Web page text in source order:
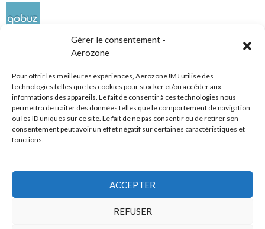
Gérer le consentement -
Aerozone
Pour offrir les meilleures expériences, AerozoneJMJ utilise des
technologies telles que les cookies pour stocker et/ou accéder aux
informations des appareils. Le fait de consentir à ces technologies nous
permettra de traiter des données telles que le comportement de navigation
ou les ID uniques sur ce site. Le fait de ne pas consentir ou de retirer son
consentement peut avoir un effet négatif sur certaines caractéristiques et
fonctions.
ACCEPTER
REFUSER
Réseaux sociaux
© Mars 2006-Août 2026